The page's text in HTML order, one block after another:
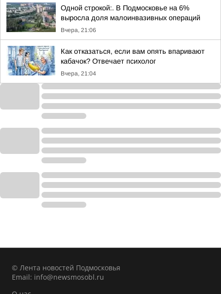
Одной строкой:. В Подмосковье на 6%
выросла доля малоинвазивных операций
Вчера, 21:06
Как отказаться, если вам опять впаривают
кабачок? Отвечает психолог
Вчера, 21:04
© Лента новостей Подмосковья
Email: info@newsmosobl.ru